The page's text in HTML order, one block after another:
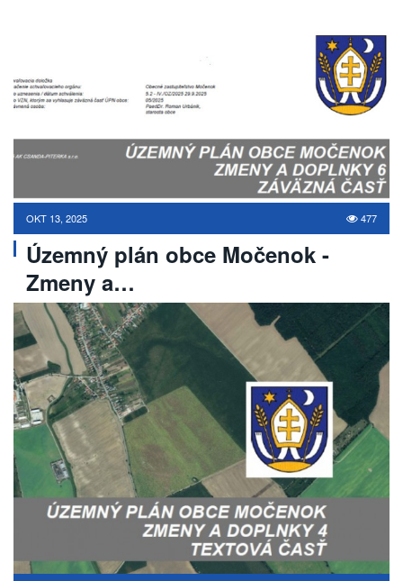
OKT 13, 2025 477
Územný plán obce Močenok -
Zmeny a…